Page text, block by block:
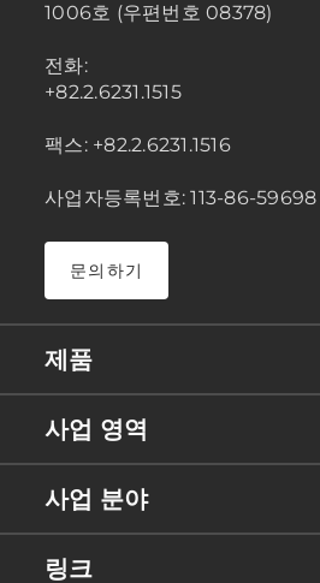
1006호 (우편번호 08378)
전화:
+82.2.6231.1515
팩스: +82.2.6231.1516
사업자등록번호: 113-86-59698
문의하기
제품
사업 영역
사업 분야
링크